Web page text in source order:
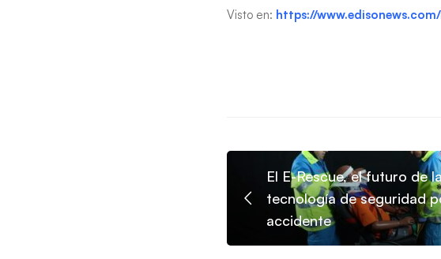
Visto en: https://
El E-Rescue, el futuro de
tecnología de seguridad
accidente